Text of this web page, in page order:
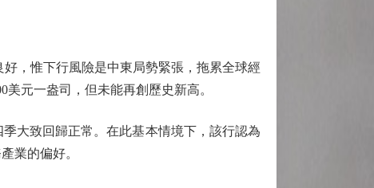
，惟下行風險是中東局勢緊張，拖累全球經
元一盎司，但未能再創歷史新高。
大致回歸正常。在此基本情境下，該行認為
業的偏好。